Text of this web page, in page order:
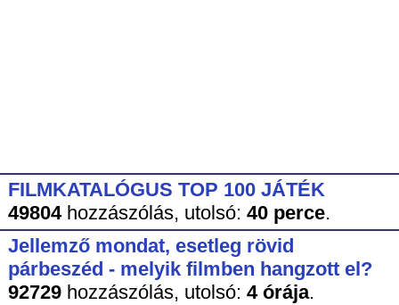
FILMKATALÓGUS TOP 100 JÁTÉK
49804hozzászólás, utolsó: 40 perce.
Jellemző mondat, esetleg rövid
párbeszéd - melyik filmben hangzott el?
92729hozzászólás, utolsó: 4 órája.